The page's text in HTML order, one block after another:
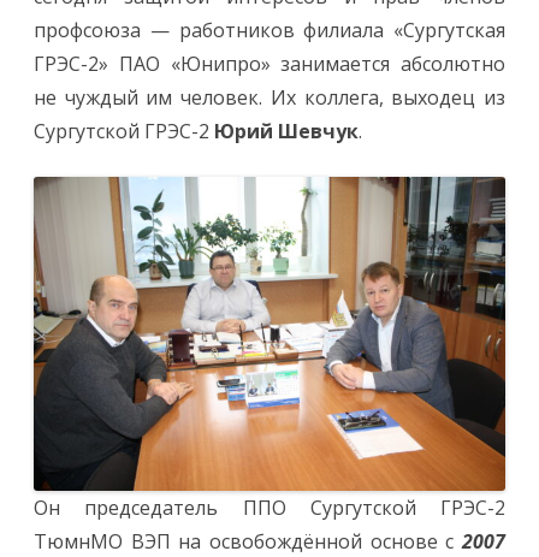
профсоюза — работников филиала «Сургутская
ГРЭС-2» ПАО «Юнипро» занимается абсолютно
не чуждый им человек. Их коллега, выходец из
Сургутской ГРЭС-2 Юрий Шевчук.
Он председатель ППО Сургутской ГРЭС-2
ТюмнМО ВЭП на освобождённой основе с2007